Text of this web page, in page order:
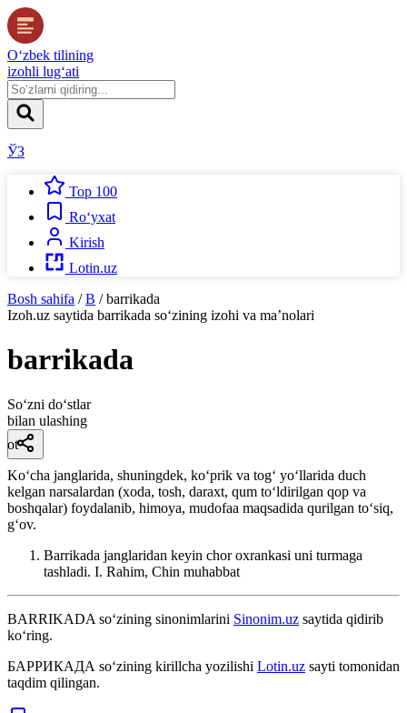
O‘zbek tilining
izohli lug‘ati
ЎЗ
Top 100
Ro‘yxat
Kirish
Lotin.uz
Bosh sahifa / B / barrikada
Izoh.uz saytida barrikada so‘zining izohi va ma’nolari
barrikada
So‘zni do‘stlar
bilan ulashing
ot
Koʻcha janglarida, shuningdek, koʻprik va togʻ yoʻllarida duch
kelgan narsalardan (xoda, tosh, daraxt, qum toʻldirilgan qop va
boshqalar) foydalanib, himoya, mudofaa maqsadida qurilgan toʻsiq,
gʻov.
Barrikada janglaridan keyin chor oxrankasi uni turmaga
tashladi. I. Rahim, Chin muhabbat
BARRIKADA so‘zining sinonimlarini Sinonim.uz saytida qidirib
ko‘ring.
БАРРИКАДА so‘zining kirillcha yozilishi Lotin.uz sayti tomonidan
taqdim qilingan.